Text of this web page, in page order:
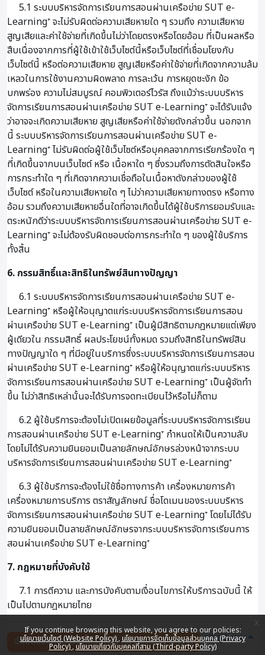
If you continue browsing this website, you agree to our policies:
นโยบายเว็บไซต์ (Website Policy) นโยบายการจัดเก็บข้อมูลส่วนบุคคล (Privacy
Policy) นโยบายเกี่ยวกับบุคคลที่สาม (Third-party Policy)
x
5.1 ระบบบริหารจัดการเรียนการสอนผ่านเครือข่าย SUT e-
Learning⁺ จะไม่รับผิดต่อความเสียหายใด ๆ รวมถึง ความเสียหาย
สูญเสียและค่าใช้จ่ายที่เกิดขึ้นไม่ว่าโดยตรงหรือโดยอ้อม ที่เป็นผลหรือ
สืบเนื่องจากการที่ผู้ใช้เข้าใช้เว็บไซต์นี้หรือเว็บไซต์ที่เชื่อมโยงกับ
เว็บไซต์นี้ หรือต่อความเสียหาย สูญเสียหรือค่าใช้จ่ายที่เกิดจากความล้ม
เหลวในการใช้งานความผิดพลาด การละเว้น การหยุดชะงัก ข้อ
บกพร่อง ความไม่สมบูรณ์ คอมพิวเตอร์ไวรัส ถึงแม้ว่าระบบบริหาร
จัดการเรียนการสอนผ่านเครือข่าย SUT e-Learning⁺ จะได้รับแจ้ง
ว่าอาจจะเกิดความเสียหาย สูญเสียหรือค่าใช้จ่ายดังกล่าวขึ้น นอกจาก
นี้ ระบบบริหารจัดการเรียนการสอนผ่านเครือข่าย SUT e-
Learning⁺ ไม่รับผิดต่อผู้ใช้เว็บไซต์หรือบุคคลจากการเรียกร้องใด ๆ
ที่เกิดขึ้นจากบนเว็บไซต์ หรือ เนื้อหาใด ๆ ซึ่งรวมถึงการตัดสินใจหรือ
การกระทำใด ๆ ที่เกิดจากความเชื่อถือในเนื้อหาดังกล่าวของผู้ใช้
เว็บไซต์ หรือในความเสียหายใด ๆ ไม่ว่าความเสียหายทางตรง หรือทาง
อ้อม รวมถึงความเสียหายอื่นใดที่อาจเกิดขึ้นได้ผู้ใช้บริการยอมรับและ
ตระหนักดีว่าระบบบริหารจัดการเรียนการสอนผ่านเครือข่าย SUT e-
Learning⁺ จะไม่ต้องรับผิดชอบต่อการกระทำใด ๆ ของผู้ใช้บริการ
ทั้งสิ้น
6. กรรมสิทธิ์และสิทธิในทรัพย์สินทางปัญญา
6.1 ระบบบริหารจัดการเรียนการสอนผ่านเครือข่าย SUT e-
Learning⁺ หรือผู้ให้อนุญาตแก่ระบบบริหารจัดการเรียนการสอน
ผ่านเครือข่าย SUT e-Learning⁺ เป็นผู้มีสิทธิตามกฎหมายแต่เพียง
ผู้เดียวใน กรรมสิทธิ์ ผลประโยชน์ทั้งหมด รวมถึงสิทธิในทรัพย์สิน
ทางปัญญาใด ๆ ที่มีอยู่ในบริการซึ่งระบบบริหารจัดการเรียนการสอน
ผ่านเครือข่าย SUT e-Learning⁺ หรือผู้ให้อนุญาตแก่ระบบบริหาร
จัดการเรียนการสอนผ่านเครือข่าย SUT e-Learning⁺ เป็นผู้จัดทำ
ขึ้น ไม่ว่าสิทธิเหล่านั้นจะได้รับการจดทะเบียนไว้หรือไม่ก็ตาม
6.2 ผู้ใช้บริการจะต้องไม่เปิดเผยข้อมูลที่ระบบบริหารจัดการเรียน
การสอนผ่านเครือข่าย SUT e-Learning⁺ กำหนดให้เป็นความลับ
โดยไม่ได้รับความยินยอมเป็นลายลักษณ์อักษรล่วงหน้าจากระบบ
บริหารจัดการเรียนการสอนผ่านเครือข่าย SUT e-Learning⁺
6.3 ผู้ใช้บริการจะต้องไม่ใช้ชื่อทางการค้า เครื่องหมายการค้า
เครื่องหมายการบริการ ตราสัญลักษณ์ ชื่อโดเมนของระบบบริหาร
จัดการเรียนการสอนผ่านเครือข่าย SUT e-Learning⁺ โดยไม่ได้รับ
ความยินยอมเป็นลายลักษณ์อักษรจากระบบบริหารจัดการเรียนการ
สอนผ่านเครือข่าย SUT e-Learning⁺
7. กฎหมายที่บังคับใช้
7.1 การตีความ และการบังคับตามเงื่อนไขการให้บริการฉบับนี้ ให้
เป็นไปตามกฎหมายไทย
ฉันยอมรับกับนโยบายเว็บไซต์ (Website Policy) กลับสู่ด้านบน